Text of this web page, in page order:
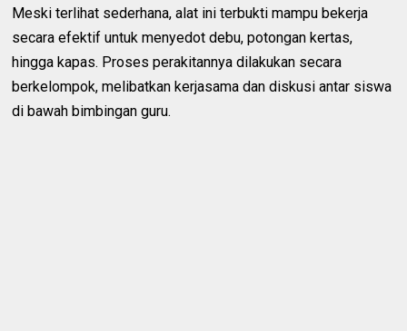
Meski terlihat sederhana, alat ini terbukti mampu bekerja
secara efektif untuk menyedot debu, potongan kertas,
hingga kapas. Proses perakitannya dilakukan secara
berkelompok, melibatkan kerjasama dan diskusi antar siswa
di bawah bimbingan guru.